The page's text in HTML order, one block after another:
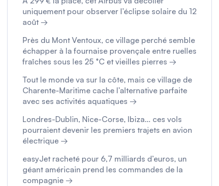
uniquement pour observer l’éclipse solaire du 12
août →
Près du Mont Ventoux, ce village perché semble
échapper à la fournaise provençale entre ruelles
fraîches sous les 25 °C et vieilles pierres →
Tout le monde va sur la côte, mais ce village de
Charente-Maritime cache l’alternative parfaite
avec ses activités aquatiques →
Londres-Dublin, Nice-Corse, Ibiza… ces vols
pourraient devenir les premiers trajets en avion
électrique →
easyJet racheté pour 6,7 milliards d’euros, un
géant américain prend les commandes de la
compagnie →